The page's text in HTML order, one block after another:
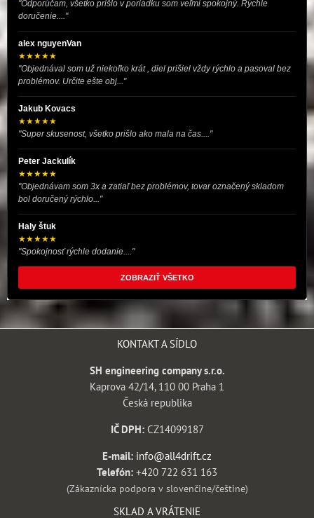
"Odporúčam, všetko prišlo v poriadku som veľmi spokojný. Rýchle
doručenie...."
alex nguyenVan
★★★★★
"Objednával som už niekoľko krát , diel prišiel vždy rýchlo a pasoval bez
problémov. Určite ešte obj..."
Jakub Kovacs
★★★★★
"Super skusenost, všetko prišlo ako mala na čas...."
Peter Jackulík
★★★★★
"Objednávam som 3x a zatiaľ bez problémov, tovar označený skladom
bol doručený rýchlo..."
Haly štuk
★★★★★
"Spokojnosť rýchle dodanie...."
ZOBRAZIŤ VŠETKO
KONTAKT A SÍDLO
SH engineering company s.r.o.
Kaprova 42/14, 110 00 Praha 1
Česká republika
IČ DPH:CZ14099187
E-mail: info@all4drift.cz
Telefón: +420 722 631 163
(Zákaznícka podpora v slovenčine/češtine)
SKLAD A VRÁTENIE